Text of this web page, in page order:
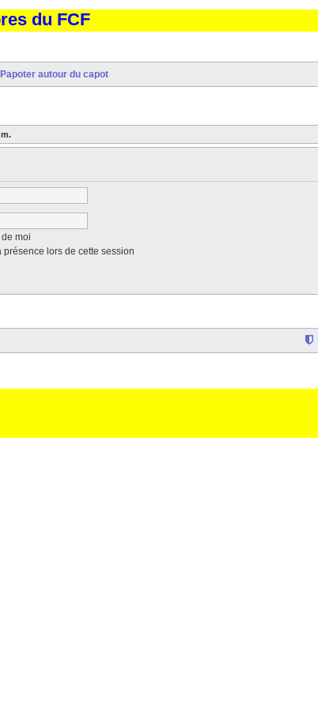
du FCF
Papoter autour du capot
moi
présence lors de cette session